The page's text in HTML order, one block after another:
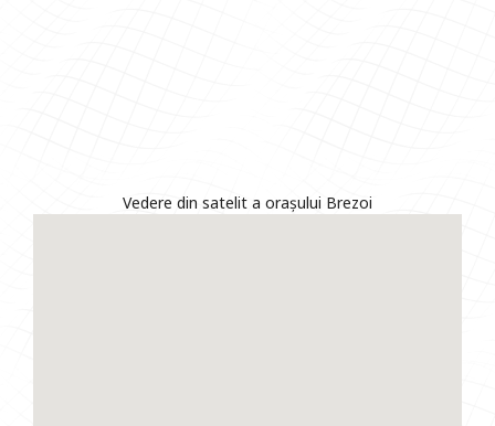
Vedere din satelit a orașului Brezoi